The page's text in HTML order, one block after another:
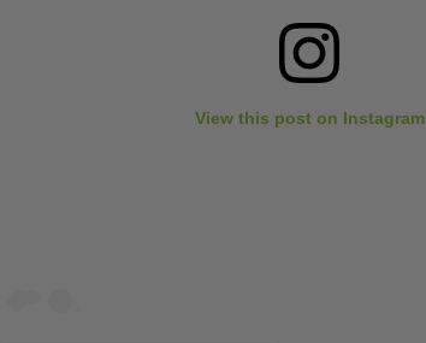
View this post on Instagram